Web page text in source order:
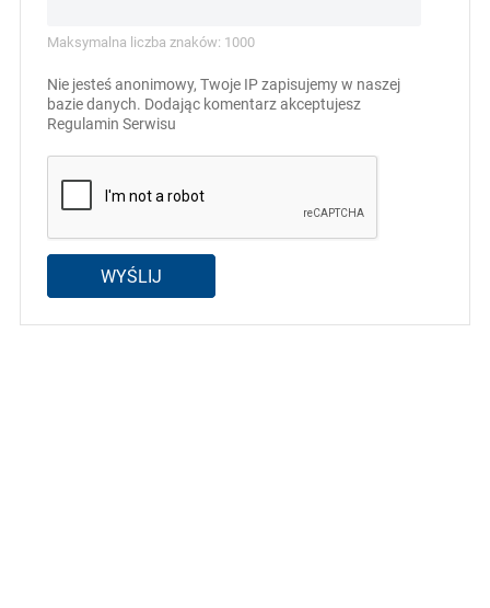
Maksymalna liczba znaków: 1000
Nie jesteś anonimowy, Twoje IP zapisujemy w naszej
bazie danych. Dodając komentarz akceptujesz
Regulamin Serwisu
WYŚLIJ